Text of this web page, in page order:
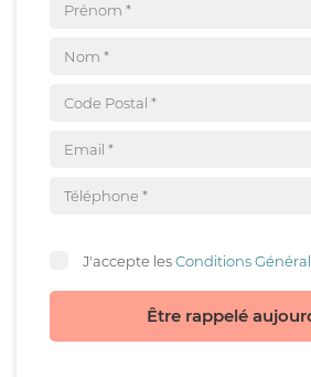
J'accepte lesConditions
Être rappelé